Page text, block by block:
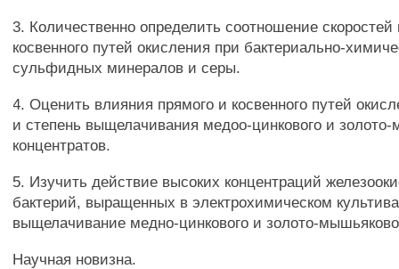
3. Количественно определить соотношение скоростей
косвенного путей окисления при бактериально-
сульфидных минералов и серы.
4. Оценить влияния прямого и косвенного путей
и степень выщелачивания медоо-цинкового и
концентратов.
5. Изучить действие высоких концентраций
бактерий, выращенных в электрохимическом
выщелачивание медно-цинкового и золото-
Научная новизна.